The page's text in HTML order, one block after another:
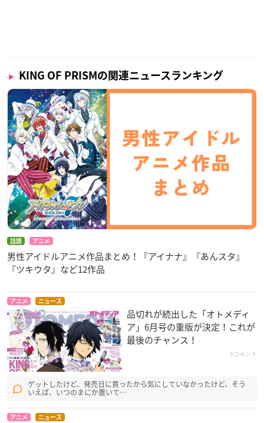
KING OF PRISMの関連ニュースランキング
話題 アニメ
男性アイドルアニメ作品まとめ！『アイナナ』『あんスタ』
『ツキウタ』など12作品
アニメ ニュース
品切れが続出した「オトメディ
ア」6月号の重版が決定！これが
最後のチャンス！
5コメント
ゲットしたけど、発売日に買ったから気にしていなかったけど、そう
いえば、いつのまにか置いて…
アニメ ニュース